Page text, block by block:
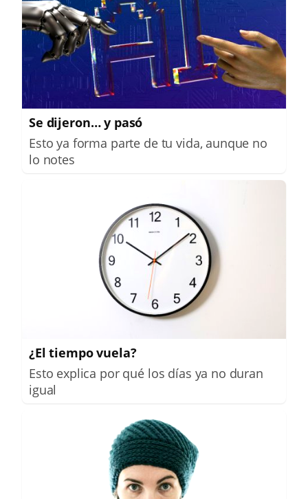
Se dijeron… y pasó
Esto ya forma parte de tu vida, aunque no
lo notes
¿El tiempo vuela?
Esto explica por qué los días ya no duran
igual